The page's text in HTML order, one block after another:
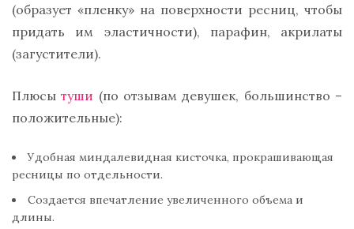
(образует «пленку» на поверхности ресниц, чтобы
придать им эластичности), парафин, акрилаты
(загустители).
Плюсытуши (по отзывам девушек, большинство –
положительные):
Удобная миндалевидная кисточка, прокрашивающая
ресницы по отдельности.
Создается впечатление увеличенного объема и
длины.